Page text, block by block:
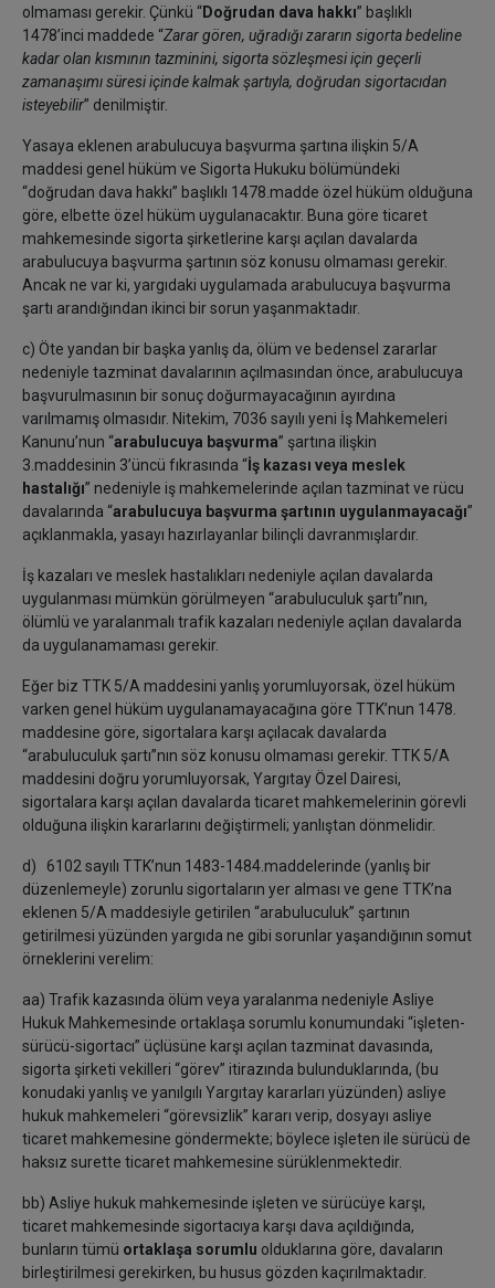
olmaması gerekir. Çünkü “Doğrudan dava hakkı” başlıklı
1478’inci maddede “Zarar gören, uğradığı zararın sigorta bedeline
kadar olan kısmının tazminini, sigorta sözleşmesi için geçerli
zamanaşımı süresi içinde kalmak şartıyla, doğrudan sigortacıdan
isteyebilir” denilmiştir.
Yasaya eklenen arabulucuya başvurma şartına ilişkin 5/A
maddesi genel hüküm ve Sigorta Hukuku bölümündeki
“doğrudan dava hakkı” başlıklı 1478.madde özel hüküm olduğuna
göre, elbette özel hüküm uygulanacaktır. Buna göre ticaret
mahkemesinde sigorta şirketlerine karşı açılan davalarda
arabulucuya başvurma şartının söz konusu olmaması gerekir.
Ancak ne var ki, yargıdaki uygulamada arabulucuya başvurma
şartı arandığından ikinci bir sorun yaşanmaktadır.
c) Öte yandan bir başka yanlış da, ölüm ve bedensel zararlar
nedeniyle tazminat davalarının açılmasından önce, arabulucuya
başvurulmasının bir sonuç doğurmayacağının ayırdına
varılmamış olmasıdır. Nitekim, 7036 sayılı yeni İş Mahkemeleri
Kanunu’nun “arabulucuya başvurma” şartına ilişkin
3.maddesinin 3’üncü fıkrasında “İş kazası veya meslek
hastalığı” nedeniyle iş mahkemelerinde açılan tazminat ve rücu
davalarında “arabulucuya başvurma şartının uygulanmayacağı”
açıklanmakla, yasayı hazırlayanlar bilinçli davranmışlardır.
İş kazaları ve meslek hastalıkları nedeniyle açılan davalarda
uygulanması mümkün görülmeyen “arabuluculuk şartı”nın,
ölümlü ve yaralanmalı trafik kazaları nedeniyle açılan davalarda
da uygulanamaması gerekir.
Eğer biz TTK 5/A maddesini yanlış yorumluyorsak, özel hüküm
varken genel hüküm uygulanamayacağına göre TTK’nun 1478.
maddesine göre, sigortalara karşı açılacak davalarda
“arabuluculuk şartı”nın söz konusu olmaması gerekir. TTK 5/A
maddesini doğru yorumluyorsak, Yargıtay Özel Dairesi,
sigortalara karşı açılan davalarda ticaret mahkemelerinin görevli
olduğuna ilişkin kararlarını değiştirmeli; yanlıştan dönmelidir.
d) 6102 sayılı TTK’nun 1483-1484.maddelerinde (yanlış bir
düzenlemeyle) zorunlu sigortaların yer alması ve gene TTK’na
eklenen 5/A maddesiyle getirilen “arabuluculuk” şartının
getirilmesi yüzünden yargıda ne gibi sorunlar yaşandığının somut
örneklerini verelim:
aa) Trafik kazasında ölüm veya yaralanma nedeniyle Asliye
Hukuk Mahkemesinde ortaklaşa sorumlu konumundaki “işleten-
sürücü-sigortacı” üçlüsüne karşı açılan tazminat davasında,
sigorta şirketi vekilleri “görev” itirazında bulunduklarında, (bu
konudaki yanlış ve yanılgılı Yargıtay kararları yüzünden) asliye
hukuk mahkemeleri “görevsizlik” kararı verip, dosyayı asliye
ticaret mahkemesine göndermekte; böylece işleten ile sürücü de
haksız surette ticaret mahkemesine sürüklenmektedir.
bb) Asliye hukuk mahkemesinde işleten ve sürücüye karşı,
ticaret mahkemesinde sigortacıya karşı dava açıldığında,
bunların tümü ortaklaşa sorumlu olduklarına göre, davaların
birleştirilmesi gerekirken, bu husus gözden kaçırılmaktadır.